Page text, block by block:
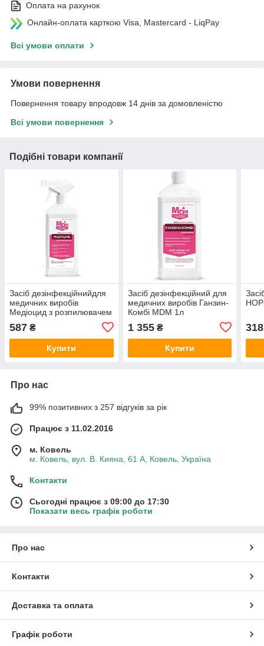
Оплата на рахунок
Онлайн-оплата карткою Visa, Mastercard - LiqPay
Всі умови оплати
Умови повернення
Повернення товару впродовж 14 днів за домовленістю
Всі умови повернення
Подібні товари компанії
Засіб дезінфекційнийдля
медичних виробів
Медіоцид з розпилювачем
587 ₴
Купити
Засіб дезінфекційний для
медичних виробів Ганзин-
Комбі MDM 1л
1 355₴
Купити
318
Про нас
99% позитивних з 257 відгуків за рік
Працює з 11.02.2016
м. Ковель
м. Ковель, вул. В. Кияна, 61 А, Ковель, Україна
Контакти
Сьогодні працює з 09:00 до 17:30
Показати весь графік роботи
Про нас
Контакти
Доставка та оплата
Графік роботи